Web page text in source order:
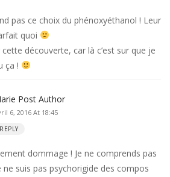
pas ce choix du phénoxyéthanol ! Leur
quoi
découverte, car là c’est sur que je
ça !
Post Author
6, 2016 At 18:45
REPLY
dommage ! Je ne comprends pas
suis pas psychorigide des compos